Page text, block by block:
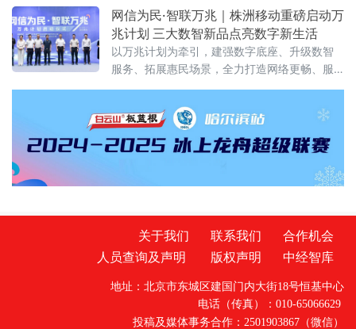
从源头到终端的精准打击。近日，北京市市场
监管局在全市范围内启动网络食品销售虚假宣
传专项整治行动，围绕网络食品销售全链条，
划设虚假商业营销、虚假违法广告、平台及直
播相关违法行为三大类“红线”，严厉查处各类虚
网信为民·智联万兆｜株洲移动重磅启动万
兆计划 三大数智新品点亮数字新生活
以万兆计划为牵引，建强数字底座、升级数智
服务、拓展惠民场景，全力打造网络更畅、服
贡献移动力量！
关于我们 联系我们
合作机会
人员查询及声明
版权声明 中经智库
地址：北京市东城区建国门内大街18号恒基中心
电话（传真）：010-65066629
投稿及媒体事务合作：2501903867（微信）